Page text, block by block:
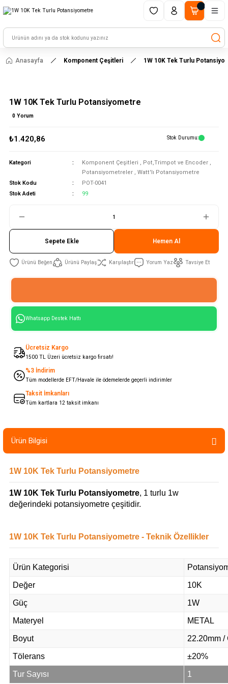
HAYAL ET - TASARLA - ÇALIŞTIR
Anasayfa Komponent Çeşitleri 1W 10K Tek Turlu
1W 10K Tek Turlu Potansiyometre
0 Yorum
₺1.420,86 Stok Durumu
Kategori Komponent Çeşitleri , Pot,Trimpot ve Encoder ,
Potansiyometreler , Watt'lı Potansiyometre
Stok Kodu
POT-0041
Stok Adeti
99
Sepete Ekle Hemen Al
Ürünü Paylaş Karşılaştır Yorum Yaz Tavsiye Et
Whatsapp Destek Hattı
Ücretsiz Kargo
1500 TL Üzeri ücretsiz kargo fırsatı!
%3 İndirim
Tüm modellerde EFT/Havale ile ödemelerde geçerli indirimler
Taksit İmkanları
Tüm kartlara 12 taksit imkanı
Ürün Bilgisi
1W 10K Tek Turlu Potansiyometre
1W 10K Tek Turlu Potansiyometre, 1 turlu 1w
değerindeki potansiyometre çeşitidir.
1W 10K Tek Turlu Potansiyometre - Teknik Özellikler
Ürün Kategorisi
Değer 10K
Güç 1W
Materyel METAL
Boyut 22.20mm /
Tölerans ±20%
Tur Sayısı 1